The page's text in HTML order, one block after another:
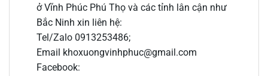
ở Vĩnh Phúc Phú Thọ và các tỉnh lân cận như
Bắc Ninh xin liên hệ:
Tel/Zalo 0913253486;
Email khoxuongvinhphuc@gmail.com
Facebook: